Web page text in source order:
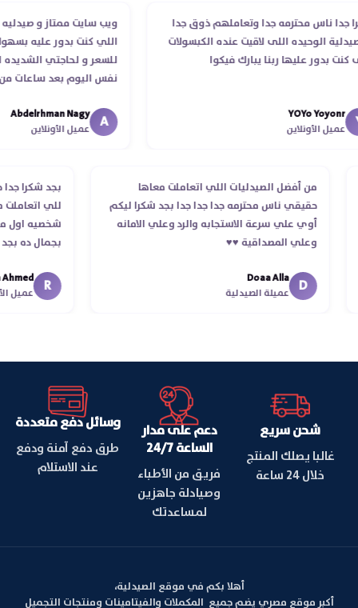
ناس محترمه جدا وتعاملهم ذوق جدا
الوحيده اللى لاقيت عنده الكبسولات
بدور عليها ربنا يبارك فيكوا
YOYo Yoyonr
عميل الأونلاين
ويب سايت ممتاز و صيدليه
اللي كنت بدور عليه
للسعر و لحاجتي الشديده
نفس اليوم بعد ساعات من
انتهاء موعد عمله ..فضل
استلمت ..شكرا جزيلا ليكم
A
Abdelrhman Nagy
عميل الأونلاين
من أفضل الصيدليات اللي اتعاملت معاها
حقيقي ناس محترمه جدا جدا جدا بجد شكرا ليكم
أوي علي سرعة الاستجابه والرد وعلي الامانه
وعلي المصداقية ♥️♥️‏
D
Doaa Alla
عميلة الصيدلية
بجد شكرا
للي
شخصيه
بجمال ده
اسكندرية
R
عميل
شحن سريع
غالبا يصلك المنتج
خلال 24 ساعة
دعم على مدار
الساعة 24/7
فريق من الأطباء
وصيادلة جاهزين
لمساعدتك
وسائل دفع متعددة
طرق دفع آمنة ودفع
عند الاستلام
أهلا بكم في موقع الصيدلية،
أكبر موقع مصري يضم جميع المكملات والفيتامينات ومنتجات التجميل